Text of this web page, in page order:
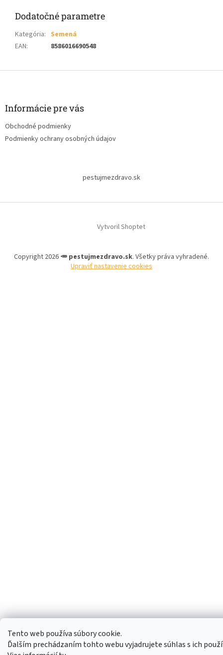
Tento web používa súbory cookie.
Ďalším prechádzaním tohto webu vyjadrujete súhlas s ich
Dodatočné parametre
Kategória: Semená
EAN: 8586016690548
Z
Informácie pre vás
Obchodné podmienky
Podmienky ochrany osobných údajov
pestujmezdravo.sk
Vytvoril Shoptet
Copyright 2026 🥕 pestujmezdravo.sk. Všetky práva vyhradené.
Upraviť nastavenie cookies